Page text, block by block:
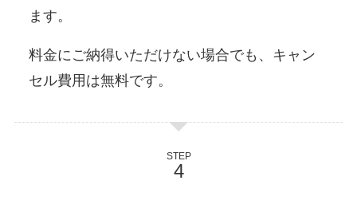
ます。
料金にご納得いただけない場合でも、キャン
セル費用は無料です。
STEP